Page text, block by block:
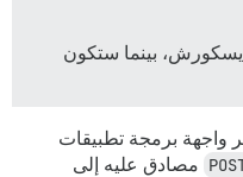
بينما ستكون
واجهة برمجة تطبيقات
مصادق عليه إلى